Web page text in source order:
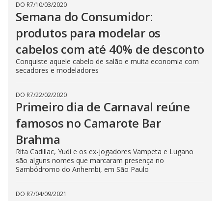
DO R7/10/03/2020
Semana do Consumidor:
produtos para modelar os
cabelos com até 40% de desconto
Conquiste aquele cabelo de salão e muita economia com
secadores e modeladores
DO R7/22/02/2020
Primeiro dia de Carnaval reúne
famosos no Camarote Bar
Brahma
Rita Cadillac, Yudi e os ex-jogadores Vampeta e Lugano
são alguns nomes que marcaram presença no
Sambódromo do Anhembi, em São Paulo
DO R7/04/09/2021